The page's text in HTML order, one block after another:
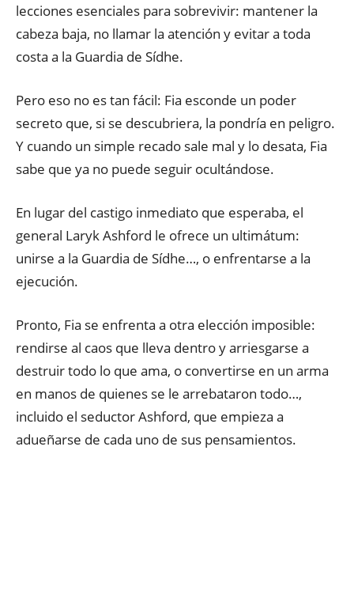
lecciones esenciales para sobrevivir: mantener la
cabeza baja, no llamar la atención y evitar a toda
costa a la Guardia de Sídhe.
Pero eso no es tan fácil: Fia esconde un poder
secreto que, si se descubriera, la pondría en peligro.
Y cuando un simple recado sale mal y lo desata, Fia
sabe que ya no puede seguir ocultándose.
En lugar del castigo inmediato que esperaba, el
general Laryk Ashford le ofrece un ultimátum:
unirse a la Guardia de Sídhe…, o enfrentarse a la
ejecución.
Pronto, Fia se enfrenta a otra elección imposible:
rendirse al caos que lleva dentro y arriesgarse a
destruir todo lo que ama, o convertirse en un arma
en manos de quienes se le arrebataron todo…,
incluido el seductor Ashford, que empieza a
adueñarse de cada uno de sus pensamientos.